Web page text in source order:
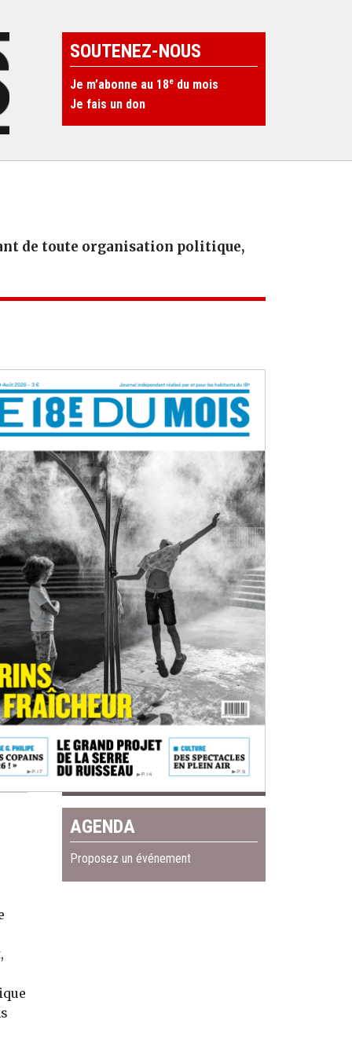
SOUTENEZ-NOUS
Je m’abonne au 18e du mois
Je fais un don
de toute organisation politique,
AGENDA
Proposez un événement